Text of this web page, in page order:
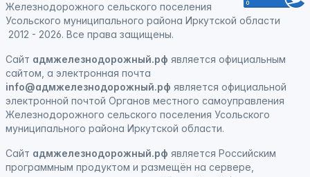
Железнодорожного сельского поселения
Усольского муниципального района Иркутской области
2012 - 2026. Все права защищены.
Сайт адмжелезнодорожный.рф является официальным
сайтом, а электронная почта
info@адмжелезнодорожный.рф является официальной
электронной почтой Органов местного самоуправления
Железнодорожного сельского поселения Усольского
муниципального района Иркутской области.
Сайт адмжелезнодорожный.рф является Российским
программным продуктом и размещён на сервере,